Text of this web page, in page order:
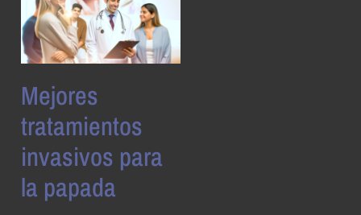
Mejores
tratamientos
invasivos para
la papada